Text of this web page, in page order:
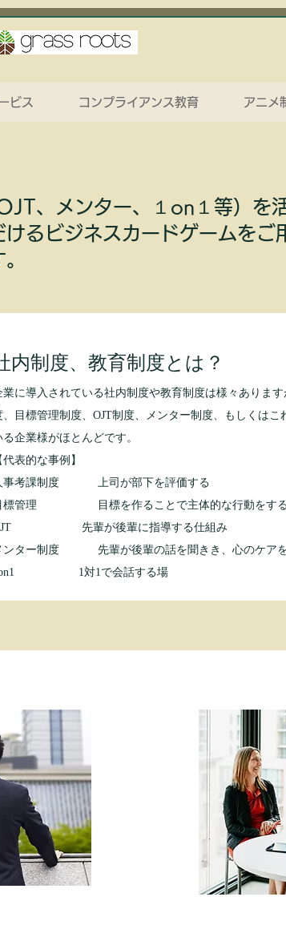
ビス コンプライアンス教育 アニメ
、メンター、１on１等）を
るビジネスカードゲームをご
内制度、教育制度とは？
業に導入されている社内制度や教育制度は様々ありま
、目標管理制度、OJT制度、メンター制度、もしくは
る企業様がほとんどです。
代表的な事例】
事考課制度 上司が部下を評価する
標管理 目標を作ることで主体的な行動をする
先輩が後輩に指導する仕組み
ンター制度 先輩が後輩の話を聞きき、心のケアを
1対1で会話する場